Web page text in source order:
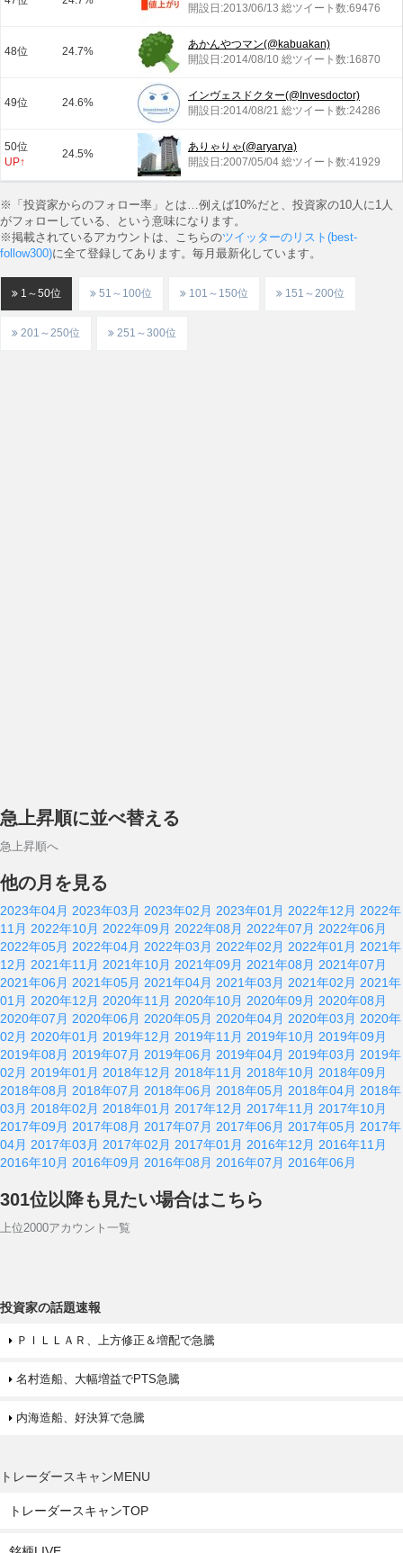
開設日:2013/06/13 総ツイート数:69476
48位 24.7%
あかんやつマン(@kabuakan)
開設日:2014/08/10 総ツイート数:16870
49位 24.6%
インヴェスドクター(@Invesdoctor)
開設日:2014/08/21 総ツイート数:24286
50位
UP↑
24.5%
ありゃりゃ(@aryarya)
開設日:2007/05/04 総ツイート数:41929
※「投資家からのフォロー率」とは…例えば10%だと、投資家の10人に1人
がフォローしている、という意味になります。
※掲載されているアカウントは、こちらのツイッターのリスト(best-
follow300)に全て登録してあります。毎月最新化しています。
1～50位 51～100位 101～150位 151～200位
201～250位 251～300位
急上昇順に並べ替える
急上昇順へ
他の月を見る
2023年04月 2023年03月 2023年02月 2023年01月 2022年12月 2022年
11月 2022年10月 2022年09月 2022年08月 2022年07月 2022年06月
2022年05月 2022年04月 2022年03月 2022年02月 2022年01月 2021年
12月 2021年11月 2021年10月 2021年09月 2021年08月 2021年07月
2021年06月 2021年05月 2021年04月 2021年03月 2021年02月 2021年
01月 2020年12月 2020年11月 2020年10月 2020年09月 2020年08月
2020年07月 2020年06月 2020年05月 2020年04月 2020年03月 2020年
02月 2020年01月 2019年12月 2019年11月 2019年10月 2019年09月
2019年08月 2019年07月 2019年06月 2019年04月 2019年03月 2019年
02月 2019年01月 2018年12月 2018年11月 2018年10月 2018年09月
2018年08月 2018年07月 2018年06月 2018年05月 2018年04月 2018年
03月 2018年02月 2018年01月 2017年12月 2017年11月 2017年10月
2017年09月 2017年08月 2017年07月 2017年06月 2017年05月 2017年
04月 2017年03月 2017年02月 2017年01月 2016年12月 2016年11月
2016年10月 2016年09月 2016年08月 2016年07月 2016年06月
301位以降も見たい場合はこちら
上位2000アカウント一覧
投資家の話題速報
ＰＩＬＬＡＲ、上方修正＆増配で急騰
名村造船、大幅増益でPTS急騰
内海造船、好決算で急騰
トレーダースキャンMENU
トレーダースキャンTOP